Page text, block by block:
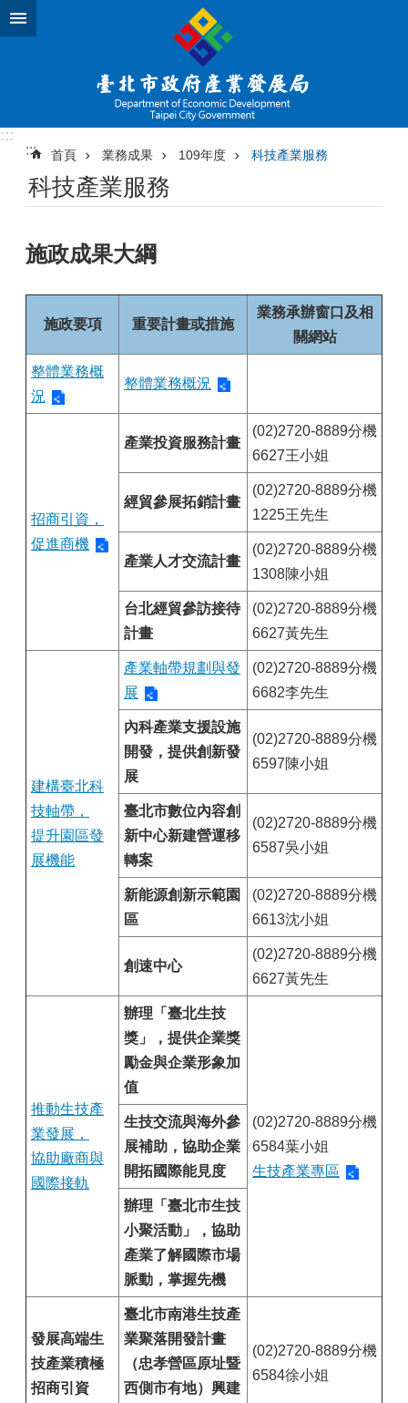
跳到主要內容區塊
:::
:::
首頁 業務成果 109年度 科技產業服務
科技產業服務
施政成果大綱
施政要項 重要計畫或措施
業務承辦窗口及相
關網站
整體業務概
況
整體業務概況
招商引資，
促進商機
產業投資服務計畫
(02)2720-8889分機
6627王小姐
經貿參展拓銷計畫
(02)2720-8889分機
1225王先生
產業人才交流計畫
(02)2720-8889分機
1308陳小姐
台北經貿參訪接待
計畫
(02)2720-8889分機
6627黃先生
建構臺北科
技軸帶，
提升園區發
展機能
產業軸帶規劃與發
展
(02)2720-8889分機
6682李先生
內科產業支援設施
開發，提供創新發
展
(02)2720-8889分機
6597陳小姐
臺北市數位內容創
新中心新建營運移
轉案
(02)2720-8889分機
6587吳小姐
新能源創新示範園
區
(02)2720-8889分機
6613沈小姐
創速中心
(02)2720-8889分機
6627黃先生
推動生技產
業發展，
協助廠商與
國際接軌
辦理「臺北生技
獎」，提供企業獎
勵金與企業形象加
值
(02)2720-8889分機
6584葉小姐
生技產業專區
生技交流與海外參
展補助，協助企業
開拓國際能見度
辦理「臺北市生技
小聚活動」，協助
產業了解國際市場
脈動，掌握先機
發展高端生
技產業積極
招商引資
臺北市南港生技產
業聚落開發計畫
（忠孝營區原址暨
西側市有地）興建
(02)2720-8889分機
6584徐小姐